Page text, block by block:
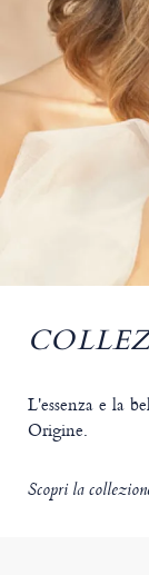
L'essenza e la
Origine.
Scopri la